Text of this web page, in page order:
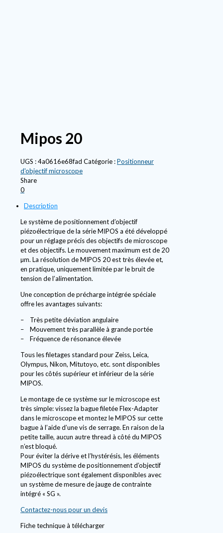
Mipos 20
UGS :4a0616e68fad Catégorie :Positionneur
d'objectif microscope
Share
0
Description
Le système de positionnement d’objectif
piézoélectrique de la série MIPOS a été développé
pour un réglage précis des objectifs de microscope
et des objectifs. Le mouvement maximum est de 20
µm. La résolution de MIPOS 20 est très élevée et,
en pratique, uniquement limitée par le bruit de
tension de l’alimentation.
Une conception de précharge intégrée spéciale
offre les avantages suivants:
– Très petite déviation angulaire
– Mouvement très parallèle à grande portée
– Fréquence de résonance élevée
Tous les filetages standard pour Zeiss, Leica,
Olympus, Nikon, Mitutoyo, etc. sont disponibles
pour les côtés supérieur et inférieur de la série
MIPOS.
Le montage de ce système sur le microscope est
très simple: vissez la bague filetée Flex-Adapter
dans le microscope et montez le MIPOS sur cette
bague à l’aide d’une vis de serrage. En raison de la
petite taille, aucun autre thread à côté du MIPOS
n’est bloqué.
Pour éviter la dérive et l’hystérésis, les éléments
MIPOS du système de positionnement d’objectif
piézoélectrique sont également disponibles avec
un système de mesure de jauge de contrainte
intégré « SG ».
Contactez-nous pour un devis
Fiche technique à télécharger